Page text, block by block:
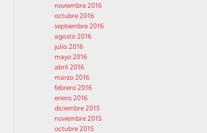
noviembre 2016
octubre 2016
septiembre 2016
agosto 2016
julio 2016
mayo 2016
abril 2016
marzo 2016
febrero 2016
enero 2016
diciembre 2015
noviembre 2015
octubre 2015